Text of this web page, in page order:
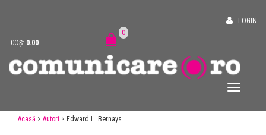
LOGIN
COȘ: 0.00
0
Acasă > Autori > Edward L. Bernays